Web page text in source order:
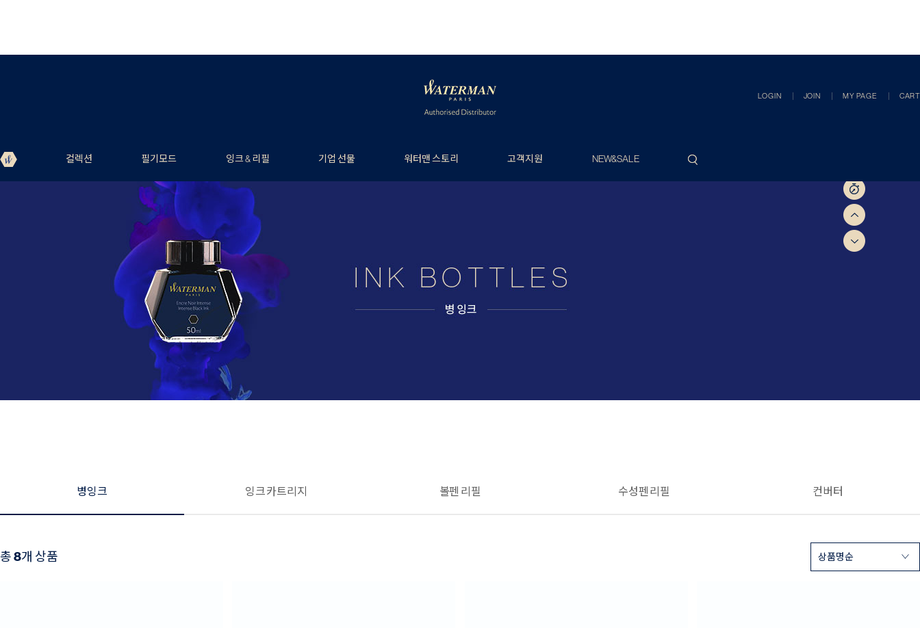
LOGIN JOIN MY PAGE CART
컬렉션 필기모드 잉크 & 리필 기업 선물 워터맨 스토리 고객지원 NEW&SALE
병잉크 잉크 카트리지 볼펜 리필 수성펜 리필 컨버터
총8개 상품